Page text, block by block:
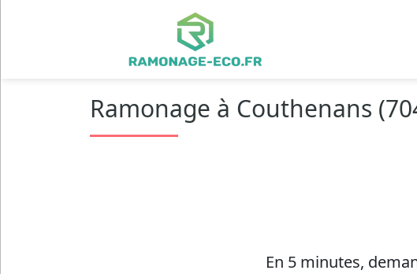
Ramonage à Couthenans
En 5 minutes,